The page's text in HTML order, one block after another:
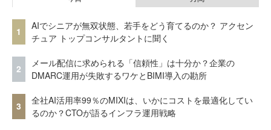
1
AIでシニアが無双状態、若手をどう育てるのか？ アクセン
チュア トップコンサルタントに聞く
2
メール配信に求められる「信頼性」は十分か？企業の
DMARC運用が失敗するワケとBIMI導入の勘所
3
全社AI活用率99％のMIXIは、いかにコストを最適化してい
るのか？CTOが語るインフラ運用戦略